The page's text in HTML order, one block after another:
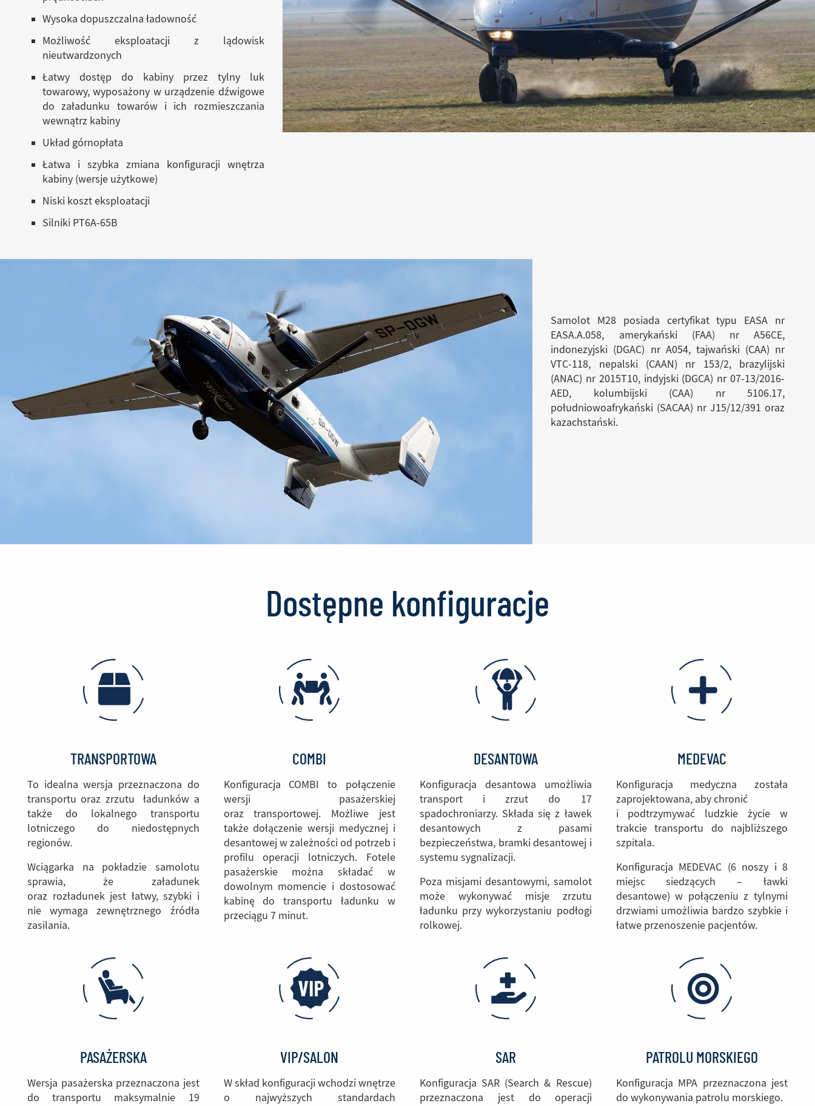
Wysoka dopuszczalna ładowność
Możliwość eksploatacji z lądowisk
nieutwardzonych
Łatwy dostęp do kabiny przez tylny luk
towarowy, wyposażony w urządzenie dźwigowe
do załadunku towarów i ich rozmieszczania
wewnątrz kabiny
Układ górnopłata
Łatwa i szybka zmiana konfiguracji wnętrza
kabiny (wersje użytkowe)
Niski koszt eksploatacji
Silniki PT6A-65B
Samolot M28 posiada certyfikat typu EASA nr
EASA.A.058, amerykański (FAA) nr A56CE,
indonezyjski (DGAC) nr A054, tajwański (CAA) nr
VTC-118, nepalski (CAAN) nr 153/2, brazylijski
(ANAC) nr 2015T10, indyjski (DGCA) nr 07-13/2016-
AED, kolumbijski (CAA) nr 5106.17,
południowoafrykański (SACAA) nr J15/12/391 oraz
kazachstański.
Dostępne konfiguracje
TRANSPORTOWA
To idealna wersja przeznaczona do
transportu oraz zrzutu ładunków a
także do lokalnego transportu
lotniczego do niedostępnych
regionów.
Wciągarka na pokładzie samolotu
sprawia, że załadunek
oraz rozładunek jest łatwy, szybki i
nie wymaga zewnętrznego źródła
zasilania.
COMBI
Konfiguracja COMBI to połączenie
wersji pasażerskiej
oraz transportowej. Możliwe jest
także dołączenie wersji medycznej i
desantowej w zależności od potrzeb i
profilu operacji lotniczych. Fotele
pasażerskie można składać w
dowolnym momencie i dostosować
kabinę do transportu ładunku w
przeciągu 7 minut.
DESANTOWA
Konfiguracja desantowa umożliwia
transport i zrzut do 17
spadochroniarzy. Składa się z ławek
desantowych z pasami
bezpieczeństwa, bramki desantowej i
systemu sygnalizacji.
Poza misjami desantowymi, samolot
może wykonywać misje zrzutu
ładunku przy wykorzystaniu podłogi
rolkowej.
MEDEVAC
Konfiguracja medyczna została
zaprojektowana, aby chronić
i podtrzymywać ludzkie życie w
trakcie transportu do najbliższego
szpitala.
Konfiguracja MEDEVAC (6 noszy i 8
miejsc siedzących – ławki
desantowe) w połączeniu z tylnymi
drzwiami umożliwia bardzo szybkie i
łatwe przenoszenie pacjentów.
PASAŻERSKA
Wersja pasażerska przeznaczona jest
do transportu maksymalnie 19
VIP/SALON
W skład konfiguracji wchodzi wnętrze
o najwyższych standardach
SAR
Konfiguracja SAR (Search & Rescue)
przeznaczona jest do operacji
PATROLU MORSKIEGO
Konfiguracja MPA przeznaczona jest
do wykonywania patrolu morskiego.